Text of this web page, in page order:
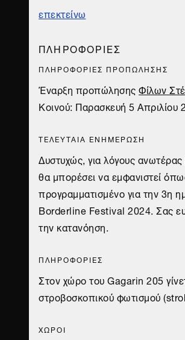
ΗΜΈΡΑ
Κυριακή 28 Απριλίου
ΤΟΠΟΘΕΣΊΑ
Carhartt WIP Stage στο -1 της
επεκτείνω
ΠΛΗΡΟΦΟΡΙΕΣ
ΠΛΗΡΟΦΟΡΙΕΣ ΠΡΟΠΩΛΗΣΗΣ
Έναρξη προπώλησηςΦίλων
Κοινού: Παρασκευή 5 Απριλίου
TΕΛΕΥΤΑΙΑ ΕΝΗΜΕΡΩΣΗ
Δυστυχώς, για λόγους
θα μπορέσει να εμφανιστεί
προγραμματισμένο για την 3η
Borderline Festival 2024. Σας
την κατανόηση.
ΠΛΗΡΟΦΟΡΙΕΣ
Στον χώρο του Gagarin 205
στροβοσκοπικού φωτισμού
ΧΩΡΟΙ